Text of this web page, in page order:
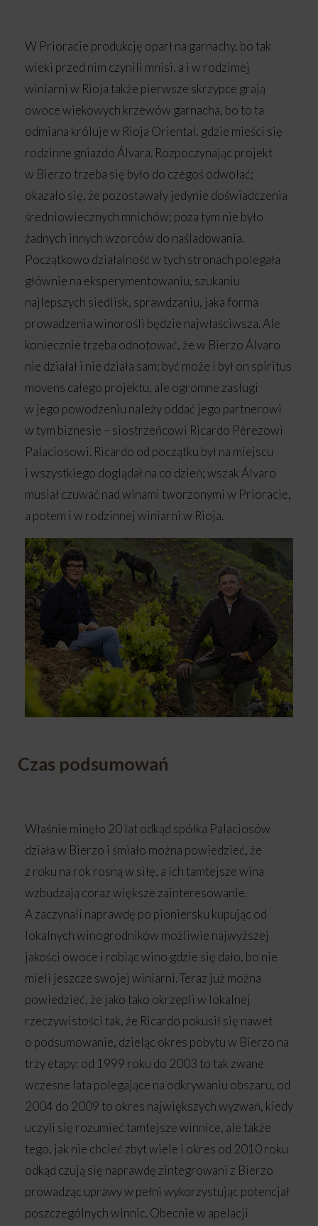
W Prioracie produkcję oparł na garnachy, bo tak
wieki przed nim czynili mnisi, a i w rodzimej
winiarni w Rioja także pierwsze skrzypce grają
owoce wiekowych krzewów garnacha, bo to ta
odmiana króluje w Rioja Oriental, gdzie mieści się
rodzinne gniazdo Álvara. Rozpoczynając projekt
w Bierzo trzeba się było do czegoś odwołać;
okazało się, że pozostawały jedynie doświadczenia
średniowiecznych mnichów; poza tym nie było
żadnych innych wzorców do naśladowania.
Początkowo działalność w tych stronach polegała
głównie na eksperymentowaniu, szukaniu
najlepszych siedlisk, sprawdzaniu, jaka forma
prowadzenia winorośli będzie najwłaściwsza. Ale
koniecznie trzeba odnotować, że w Bierzo Álvaro
nie działał i nie działa sam; być może i był on spiritus
movens całego projektu, ale ogromne zasługi
w jego powodzeniu należy oddać jego partnerowi
w tym biznesie – siostrzeńcowi Ricardo Pérezowi
Palaciosowi. Ricardo od początku był na miejscu
i wszystkiego doglądał na co dzień; wszak Álvaro
musiał czuwać nad winami tworzonymi w Prioracie,
a potem i w rodzinnej winiarni w Rioja.
Czas podsumowań
Właśnie minęło 20 lat odkąd spółka Palaciosów
działa w Bierzo i śmiało można powiedzieć, że
z roku na rok rosną w siłę, a ich tamtejsze wina
wzbudzają coraz większe zainteresowanie.
A zaczynali naprawdę po pioniersku kupując od
lokalnych winogrodników możliwie najwyższej
jakości owoce i robiąc wino gdzie się dało, bo nie
mieli jeszcze swojej winiarni. Teraz już można
powiedzieć, że jako tako okrzepli w lokalnej
rzeczywistości tak, że Ricardo pokusił się nawet
o podsumowanie, dzieląc okres pobytu w Bierzo na
trzy etapy: od 1999 roku do 2003 to tak zwane
wczesne lata polegające na odkrywaniu obszaru, od
2004 do 2009 to okres największych wyzwań, kiedy
uczyli się rozumieć tamtejsze winnice, ale także
tego, jak nie chcieć zbyt wiele i okres od 2010 roku
odkąd czują się naprawdę zintegrowani z Bierzo
prowadząc uprawy w pełni wykorzystując potencjał
poszczególnych winnic. Obecnie w apelacji